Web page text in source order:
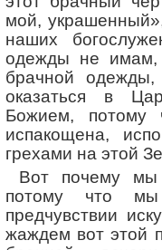
мой,
наших
одежды не
брачной одежды,
оказаться в
Божием, потому
испакощена,
грехами на этой
Вот почему мы
потому что
предчувствии
жаждем вот этой